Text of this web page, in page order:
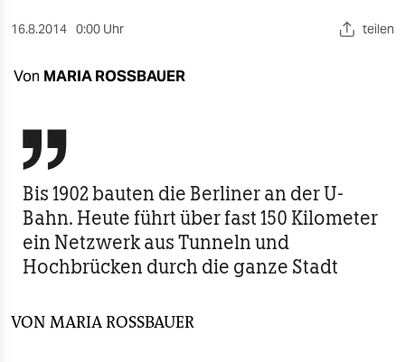
verlag
verlag
veranstaltungen
shop
fragen & hilfe
unterstützen
16.8.2014 0:00 Uhr teilen
Von MARIA ROSSBAUER

Bis 1902 bauten die Berliner an der U-
Bahn. Heute führt über fast 150 Kilometer
ein Netzwerk aus Tunneln und
Hochbrücken durch die ganze Stadt
VON MARIA ROSSBAUER